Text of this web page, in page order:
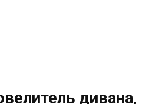
дивана,